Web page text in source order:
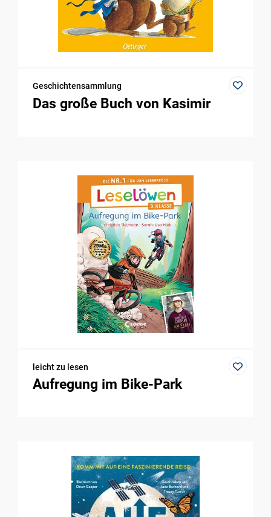
Geschichtensammlung
Das große Buch von Kasimir
leicht zu lesen
Aufregung im Bike-Park